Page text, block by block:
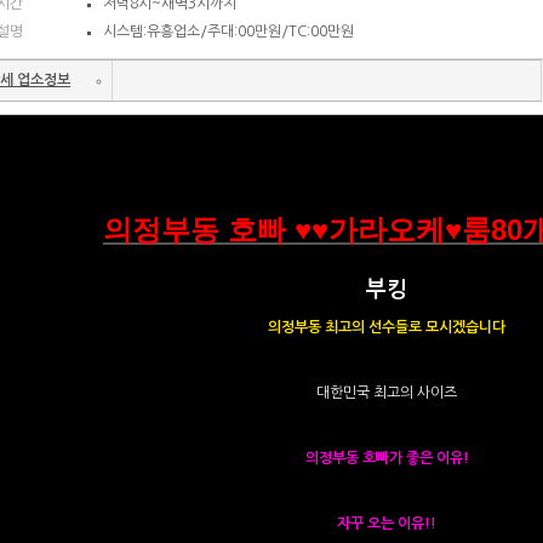
간
저녁8시~새벽3시까지
명
시스템:유흥업소/주대:00만원/TC:00만원
업소정보
의정부동 호빠 ♥♥가라오케♥룸80
부킹
의정부동 최고의 선수들로 모시겠습니다
대한민국 최고의 사이즈
의정부동 호빠가 좋은 이유!
자꾸 오는 이유!!